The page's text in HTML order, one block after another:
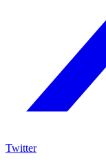
Twitter